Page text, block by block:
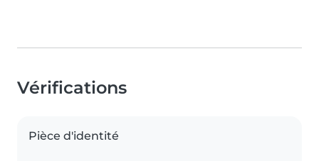
Vérifications
Pièce d'identité